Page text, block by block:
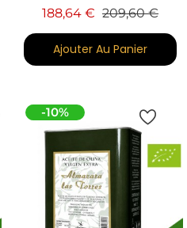
188,64 € Prix de base
209,60 €Prix
Ajouter Au Panier
-10%